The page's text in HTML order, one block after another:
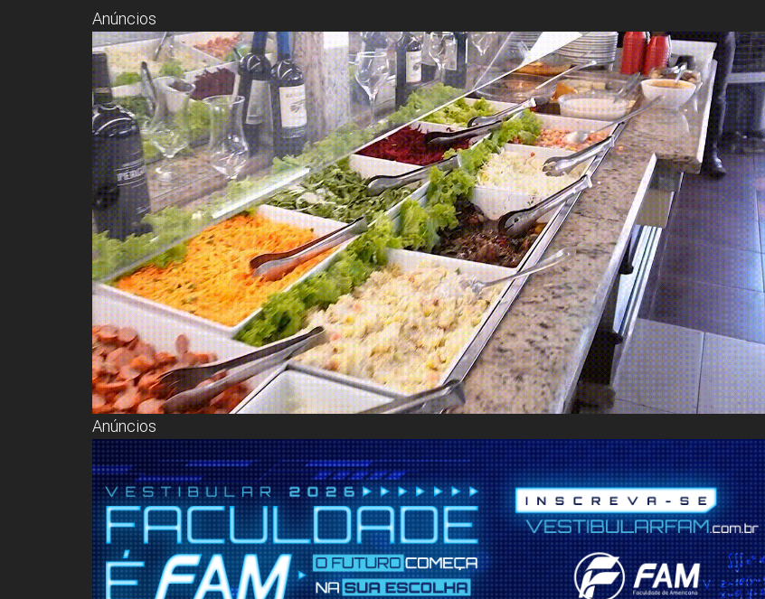
Assembleia
Legislativa,
Senado, São Paulo,
Rio de Janeiro,
Brasília, Nordeste,
Norte, Centro-
Oeste, Sul, Sudeste,
Gastronomia,
Vinhos, Bebidas,
Cervejas, Comida,
Receitas, Chef, RH,
Emprego,
Empreendedorismo,
Negócios,
Oportunidades,
Anúncios
Anúncios